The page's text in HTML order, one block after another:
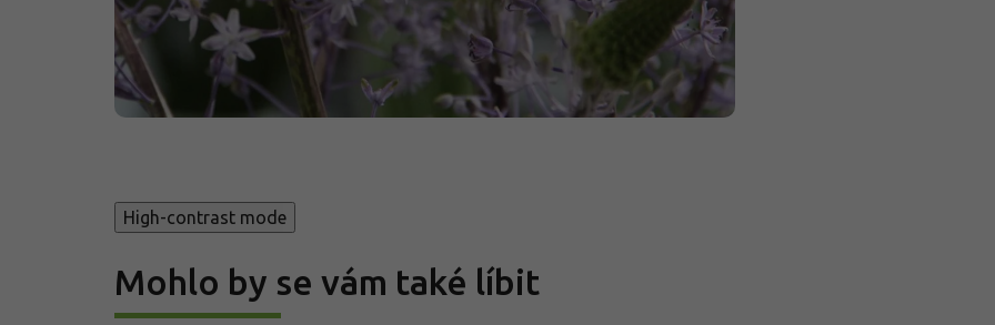
High-contrast mode
Mohlo by se vám také líbit